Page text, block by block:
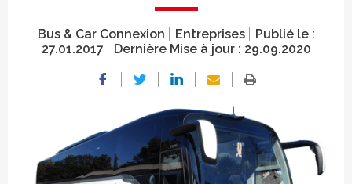
Bus & Car Connexion Entreprises
Publié le :
27.01.2017
Dernière Mise à jour : 29.09.2020